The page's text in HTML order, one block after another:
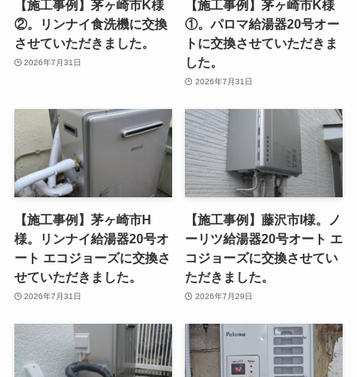
【施工事例】茅ヶ崎市K様
②。リンナイ食洗機に交換
させていただきました。
2026年7月31日
【施工事例】茅ヶ崎市K様
①。パロマ給湯器20号オー
トに交換させていただきま
した。
2026年7月31日
【施工事例】茅ヶ崎市H
様。リンナイ給湯器20号オ
ート エコジョーズに交換さ
せていただきました。
2026年7月31日
【施工事例】藤沢市I様。ノ
ーリツ給湯器20号オート エ
コジョーズに交換させてい
ただきました。
2026年7月29日